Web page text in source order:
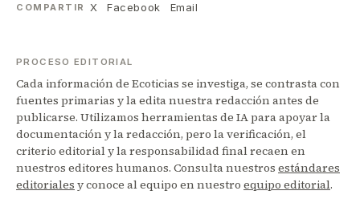
COMPARTIR X Facebook Email
PROCESO EDITORIAL
Cada información de Ecoticias se investiga, se contrasta con
fuentes primarias y la edita nuestra redacción antes de
publicarse. Utilizamos herramientas de IA para apoyar la
documentación y la redacción, pero la verificación, el
criterio editorial y la responsabilidad final recaen en
nuestros editores humanos. Consulta nuestros estándares
editoriales y conoce al equipo en nuestro equipo editorial.